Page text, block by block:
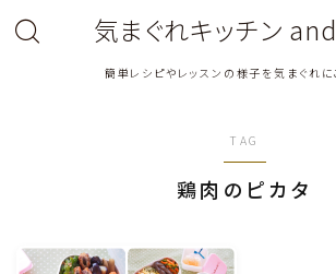
気まぐれキッチン
簡単レシピやレッスンの様子を気まぐれ
TAG
鶏肉のピカタ